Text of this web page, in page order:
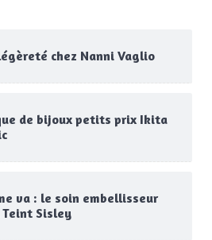
chez Nanni Vaglio
de bijoux petits prix Ikita
va : le soin embellisseur
Sisley